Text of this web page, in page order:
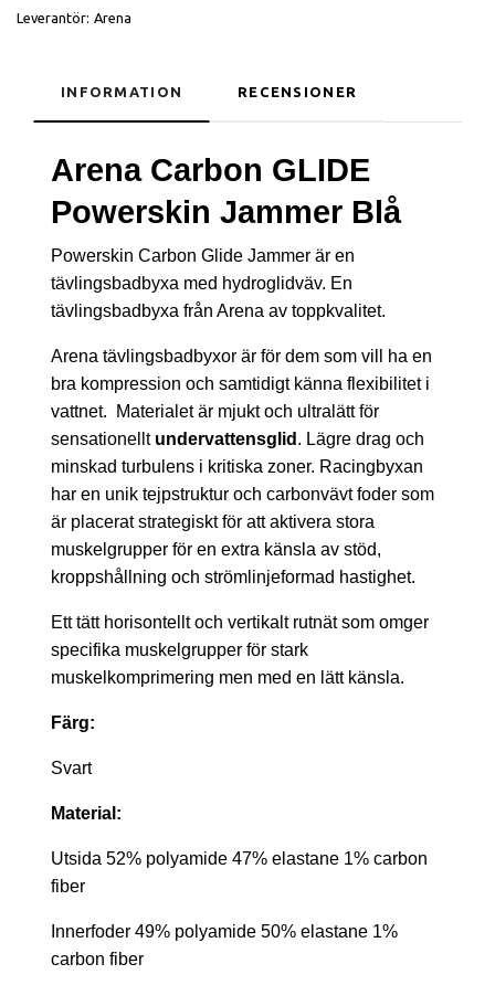
Leverantör: Arena
INFORMATION RECENSIONER
Arena Carbon GLIDE
Powerskin Jammer Blå
Powerskin Carbon Glide Jammer är en
tävlingsbadbyxa med hydroglidväv. En
tävlingsbadbyxa från Arena av toppkvalitet.
Arena tävlingsbadbyxor är för dem som vill ha en
bra kompression och samtidigt känna flexibilitet i
vattnet. Materialet är mjukt och ultralätt för
sensationellt undervattensglid . Lägre drag och
minskad turbulens i kritiska zoner. Racingbyxan
har en unik tejpstruktur och carbonvävt foder som
är placerat strategiskt för att aktivera stora
muskelgrupper för en extra känsla av stöd,
kroppshållning och strömlinjeformad hastighet.
Ett tätt horisontellt och vertikalt rutnät som omger
specifika muskelgrupper för stark
muskelkomprimering men med en lätt känsla.
Färg:
Svart
Material:
Utsida 52% polyamide 47% elastane 1% carbon
fiber
Innerfoder 49% polyamide 50% elastane 1%
carbon fiber